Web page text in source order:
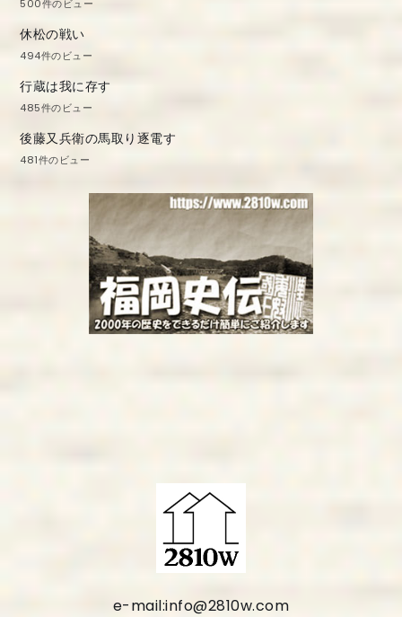
500件のビュー
休松の戦い
494件のビュー
行蔵は我に存す
485件のビュー
後藤又兵衛の馬取り逐電す
481件のビュー
e-mail:info@2810w.com